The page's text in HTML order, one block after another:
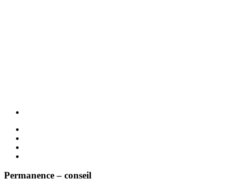
Permanence – conseil